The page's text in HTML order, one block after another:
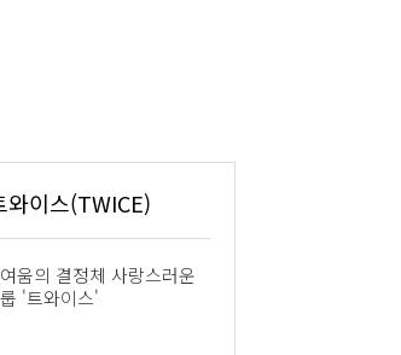
와이스(TWICE)
움의 결정체 사랑스러운
'트와이스'